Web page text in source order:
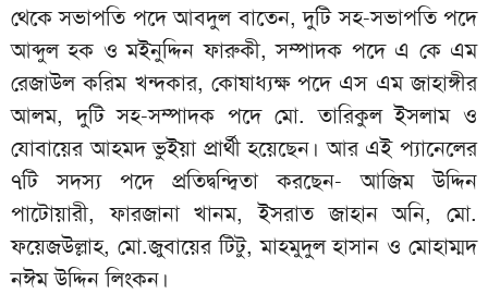
থেকে সভাপতি পদে আবদুল বাতেন, দুটি সহ-সভাপতি পদে
আব্দুল হক ও মইনুদ্দিন ফারুকী, সম্পাদক পদে এ কে এম
রেজাউল করিম খন্দকার, কোষাধ্যক্ষ পদে এস এম জাহাঙ্গীর
আলম, দুটি সহ-সম্পাদক পদে মো. তারিকুল ইসলাম ও
যোবায়ের আহমদ ভুইয়া প্রার্থী হয়েছেন। আর এই প্যানেলের
৭টি সদস্য পদে প্রতিদ্বন্দ্বিতা করছেন- আজিম উদ্দিন
পাটোয়ারী, ফারজানা খানম, ইসরাত জাহান অনি, মো.
ফয়েজউল্লাহ, মো.জুবায়ের টিটু, মাহমুদুল হাসান ও মোহাম্মদ
নঈম উদ্দিন লিংকন।